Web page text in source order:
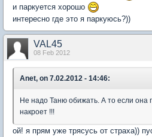
и паркуется хорошо
интересно где это я паркуюсь?))
VAL45
08 Feb 2012
Anet, on 7.02.2012 - 14:46:
Не надо Таню обижать. А то если она
накроет !!!
ой! я прям уже трясусь от страха))